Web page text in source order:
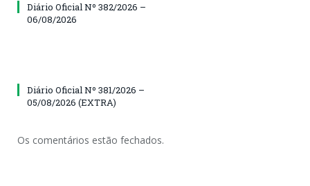
Diário Oficial Nº 382/2026 –
06/08/2026
Diário Oficial Nº 381/2026 –
05/08/2026 (EXTRA)
Os comentários estão fechados.